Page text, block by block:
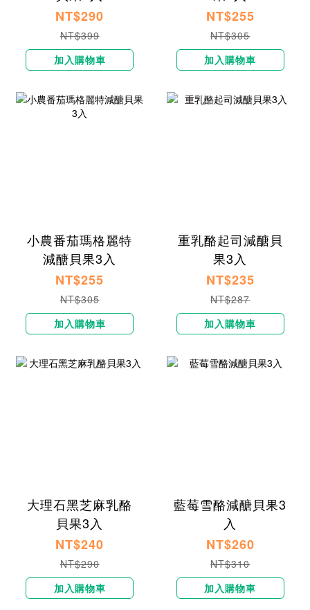
NT$290
NT$399
加入購物車
NT$255
NT$305
加入購物車
小農番茄瑪格麗特
減醣貝果3入
NT$255
NT$305
加入購物車
重乳酪起司減醣貝
果3入
NT$235
NT$287
加入購物車
大理石黑芝麻乳酪
貝果3入
NT$240
NT$290
加入購物車
藍莓雪酪減醣貝果3
入
NT$260
NT$310
加入購物車